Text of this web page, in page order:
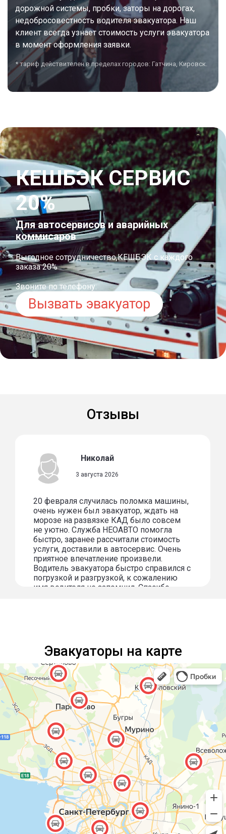
дорожной системы, пробки, заторы на дорогах,
недобросовестность водителя эвакуатора. Наш
клиент всегда узнает стоимость услуги эвакуатора
в момент оформления заявки.
* тариф действителен в пределах городов: Гатчина, Кировск.
КЕШБЭК СЕРВИС
20%
Для автосервисов и аварийных
коммисаров
Выгодное сотрудничество,КЕШБЭК с каждого
заказа 20%
Звоните по телефону:
Вызвать эвакуатор
Отзывы
Николай
3 августа 2026
20 февраля случилась поломка машины,
очень нужен был эвакуатор, ждать на
морозе на развязке КАД было совсем
не уютно. Служба НЕОАВТО помогла
быстро, заранее рассчитали стоимость
услуги, доставили в автосервис. Очень
приятное впечатление произвели.
Водитель эвакуатора быстро справился с
погрузкой и разгрузкой, к сожалению
имя водителя не запомнил. Спасибо
Эвакуаторы на карте